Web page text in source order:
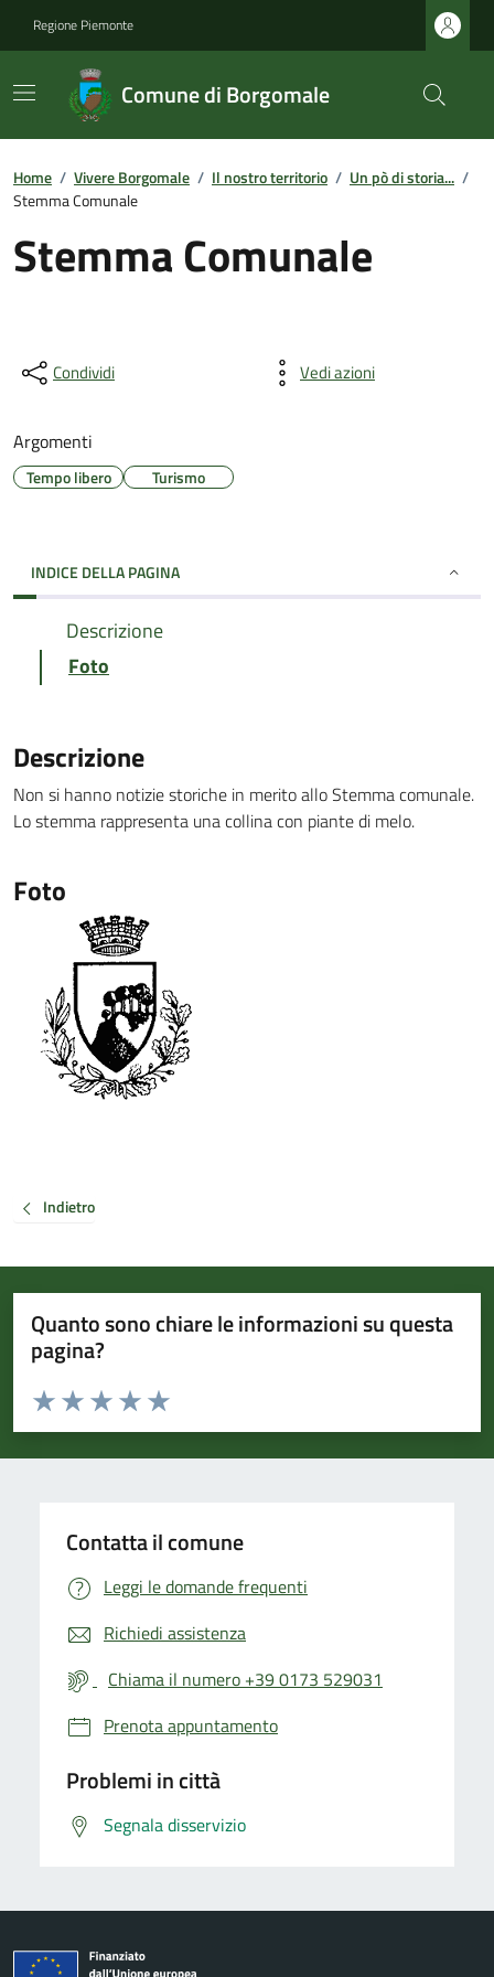
Regione Piemonte
Comune di Borgomale
Home / Vivere Borgomale / Il nostro territorio / Un pò di storia... /
Stemma Comunale
Stemma Comunale
Condividi Vedi azioni
Argomenti
Tempo libero Turismo
INDICE DELLA PAGINA
Descrizione
Foto
Descrizione
Non si hanno notizie storiche in merito allo Stemma comunale.
Lo stemma rappresenta una collina con piante di melo.
Foto
Indietro
Quanto sono chiare le informazioni su questa
pagina?
Valuta da 1 a 5 stelle la pagina
Valuta 5 stelle su 5
Valuta 4 stelle su 5
Valuta 3 stelle su 5
Valuta 2 stelle su 5
Valuta 1 stelle su 5
Contatta il comune
Leggi le domande frequenti
Richiedi assistenza
Chiama il numero +39 0173 529031
Prenota appuntamento
Problemi in città
Segnala disservizio